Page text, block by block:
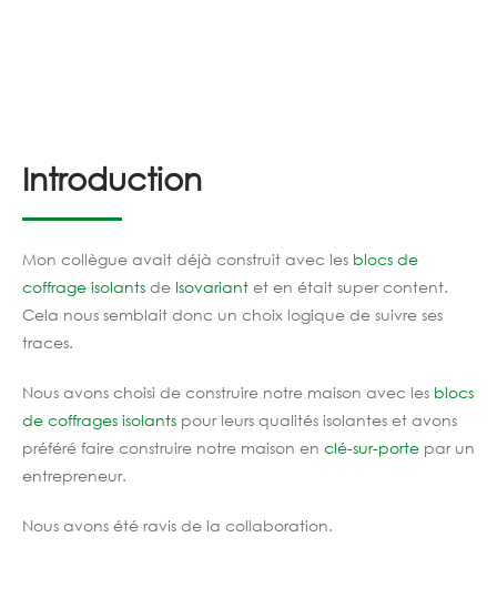
Introduction
Mon collègue avait déjà construit avec les blocs de
coffrage isolants de Isovariant et en était super content.
Cela nous semblait donc un choix logique de suivre ses
traces.
Nous avons choisi de construire notre maison avec les blocs
de coffrages isolants pour leurs qualités isolantes et avons
préféré faire construire notre maison en clé-sur-porte par un
entrepreneur.
Nous avons été ravis de la collaboration.